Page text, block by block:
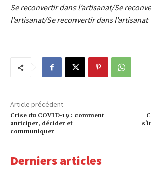
Se reconvertir dans l’artisanat/Se
l’artisanat/Se reconvertir dans l’artisanat
Article précédent
Crise du COVID-19 : comment
anticiper, décider et
communiquer
Derniers articles